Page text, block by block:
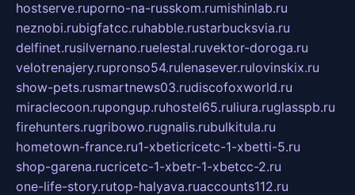
hostserve.ruporno-na-russkom.rumishinlab.ru
neznobi.rubigfatcc.ruhabble.rustarbucksvia.ru
delfinet.rusilvernano.ruelestal.ruvektor-doroga.ru
velotrenajery.rupronso54.rulenasever.rulovinskix.ru
show-pets.rusmartnews03.rudiscofoxworld.ru
miraclecoon.rupongup.ruhostel65.ruliura.ruglasspb.ru
firehunters.rugribowo.rugnalis.rubulkitula.ru
hometown-france.ru1-xbeticricetc-1-xbetti-5.ru
shop-garena.rucricetc-1-xbetr-1-xbetcc-2.ru
one-life-story.rutop-halyava.ruaccounts112.ru